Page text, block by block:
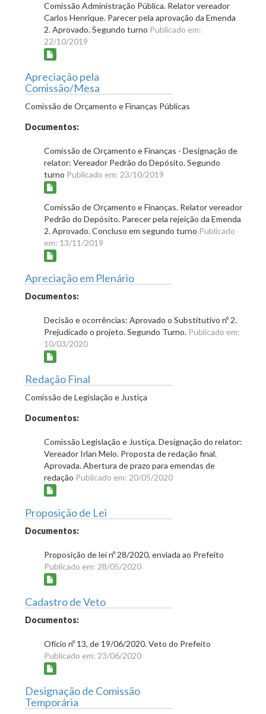
Comissão Administração Pública. Relator vereador
Carlos Henrique. Parecer pela aprovação da Emenda
2. Aprovado. Segundo turno Publicado em:
22/10/2019
Apreciação pela
Comissão/Mesa
Comissão de Orçamento e Finanças Públicas
Documentos:
Comissão de Orçamento e Finanças - Designação de
relator: Vereador Pedrão do Depósito. Segundo
turno Publicado em: 23/10/2019
Comissão de Orçamento e Finanças. Relator vereador
Pedrão do Depósito. Parecer pela rejeição da Emenda
2. Aprovado. Concluso em segundo turno Publicado
em: 13/11/2019
Apreciação em Plenário
Documentos:
Decisão e ocorrências: Aprovado o Substitutivo nº 2.
Prejudicado o projeto. Segundo Turno. Publicado em:
10/03/2020
Redação Final
Comissão de Legislação e Justiça
Documentos:
Comissão Legislação e Justiça. Designação do relator:
Vereador Irlan Melo. Proposta de redação final.
Aprovada. Abertura de prazo para emendas de
redação Publicado em: 20/05/2020
Proposição de Lei
Documentos:
Proposição de lei nº 28/2020, enviada ao Prefeito
Publicado em: 28/05/2020
Cadastro de Veto
Documentos:
Ofício nº 13, de 19/06/2020. Veto do Prefeito
Publicado em: 23/06/2020
Designação de Comissão
Temporária